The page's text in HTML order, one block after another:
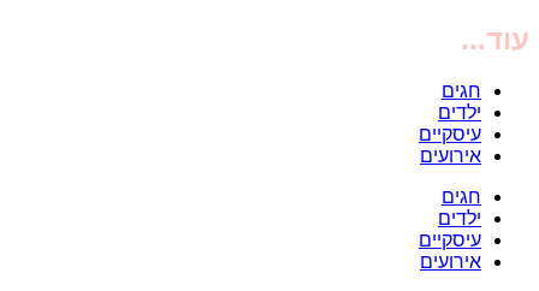
עוד...
חגים
ילדים
עיסקיים
אירועים
חגים
ילדים
עיסקיים
אירועים